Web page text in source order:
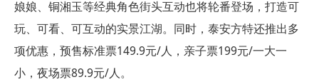
娘娘、铜湘玉等经典角色街头互动也将轮番登场，打造可
玩、可看、可互动的实景江湖。同时，泰安方特还推出多
项优惠，预售标准票149.9元/人，亲子票199元/一大一
小，夜场票89.9元/人。